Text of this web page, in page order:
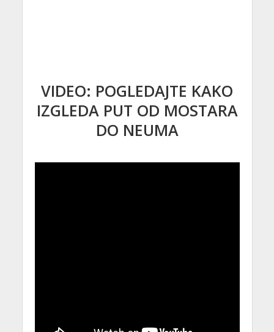
VIDEO: POGLEDAJTE KAKO
IZGLEDA PUT OD MOSTARA
DO NEUMA